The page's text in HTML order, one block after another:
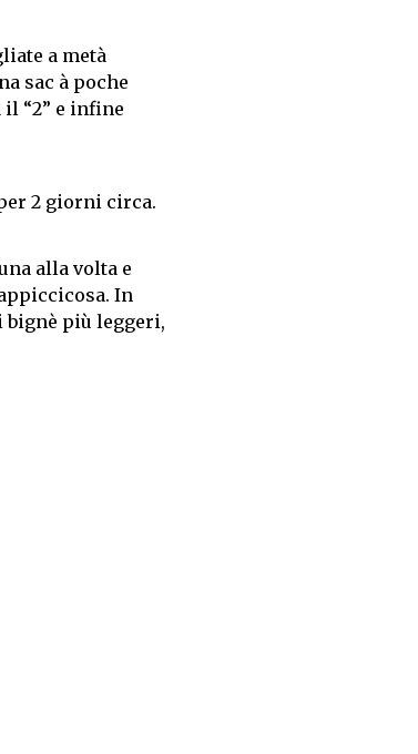
a metà
sac à poche
“2” e infine
2 giorni circa.
alla volta e
In
bignè più leggeri,